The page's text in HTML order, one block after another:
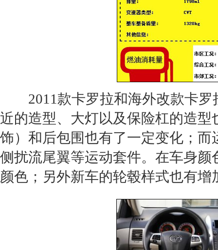
2011款卡罗拉和海外改款卡罗
近的造型、大灯以及保险杠的造
饰）和后包围也有了一定变化；
侧扰流尾翼等运动套件。在车身颜
颜色；另外新车的轮毂样式也有增